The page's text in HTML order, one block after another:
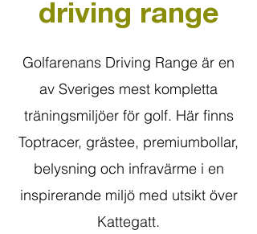
driving range
Golfarenans Driving Range är en
av Sveriges mest kompletta
träningsmiljöer för golf. Här finns
Toptracer, grästee, premiumbollar,
belysning och infravärme i en
inspirerande miljö med utsikt över
Kattegatt.